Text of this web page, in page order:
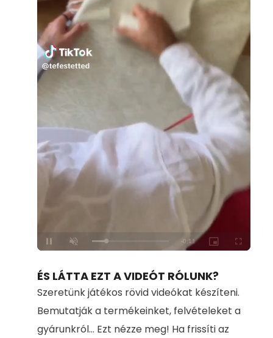
Unmute
100.00%
ÉS LÁTTA EZT A VIDEÓT RÓLUNK?
Szeretünk játékos rövid videókat készíteni.
Bemutatják a termékeinket, felvételeket a
gyárunkról... Ezt nézze meg! Ha frissíti az